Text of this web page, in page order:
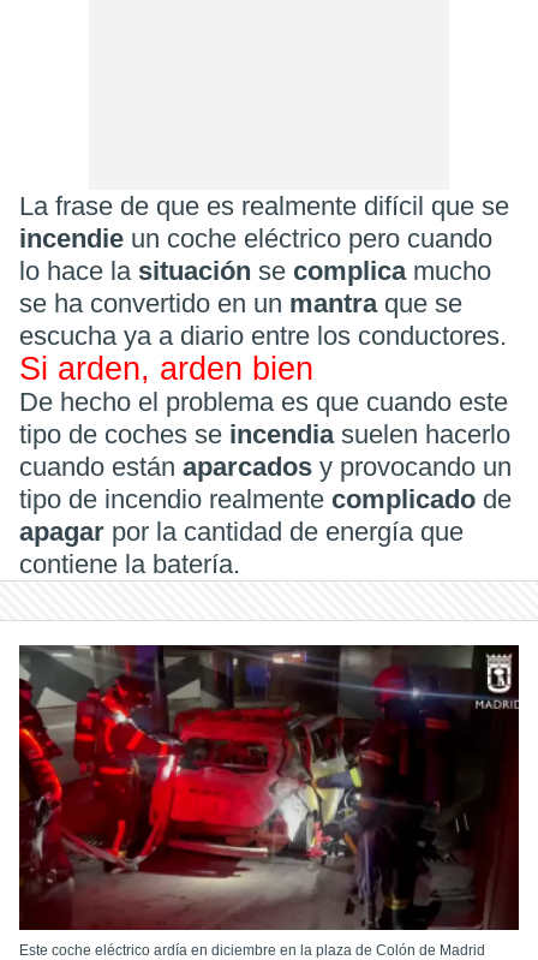
La frase de que es realmente difícil que se
incendie un coche eléctrico pero cuando
lo hace la situación se complicamucho
se ha convertido en un mantra que se
escucha ya a diario entre los conductores.
Si arden, arden bien
De hecho el problema es que cuando este
tipo de coches se incendia suelen hacerlo
cuando están aparcados y provocando un
tipo de incendio realmente complicado de
apagar por la cantidad de energía que
contiene la batería.
Este coche eléctrico ardía en diciembre en la plaza de Colón de Madrid